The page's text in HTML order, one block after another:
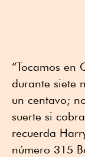
“Tocamos en
durante siete
un centavo;
suerte si
recuerda
número 315